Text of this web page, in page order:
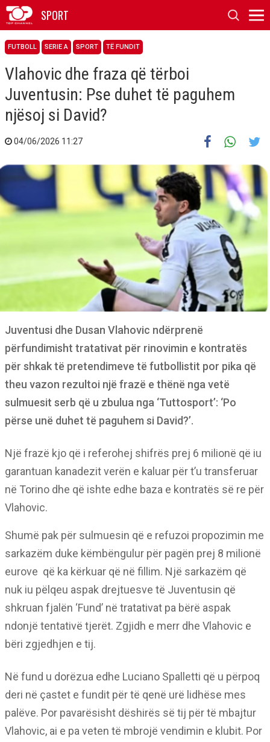
SPORT
FUTBOLL SERIE A SPORT TË FUNDIT
Vlahovic dhe fraza që tërboi
Juventusin: Pse duhet të paguhem
njësoj si David?
04/06/2026 11:27
Juventusi dhe Dusan Vlahovic ndërprenë
përfundimisht tratativat për rinovimin e kontratës
për shkak të pretendimeve të futbollistit por pika që
theu vazon rezultoi një frazë e thënë nga vetë
sulmuesit serb që u zbulua nga ‘Tuttosport’: ‘Po
përse unë duhet të paguhem si David?’.
Një frazë kjo që i referohej shifrës prej 6 milionë që iu
garantuan kanadezit verën e kaluar për t’u transferuar
në Torino dhe që ishte edhe baza e kontratës së re për
Vlahovic.
Shumë pak për sulmuesin që e refuzoi propozimin me
sarkazëm duke këmbëngulur për pagën prej 8 milionë
eurove që ka kërkuar që në fillim. Një sarkazëm që
nuk iu pëlqeu aspak drejtuesve të Juventusin që
shkruan fjalën ‘Fund’ në tratativat pa bërë aspak
ndonjë tentativë tjerët. Zgjidh e merr dhe Vlahovic e
bëri zgjedhjen e tij.
Në fund u dorëzua edhe Luciano Spalletti që u përpoq
deri në çastet e fundit për të qenë urë lidhëse mes
palëve. Por pavarësisht dëshirës së tij për të mbajtur
Vlahovic, ai e pa veten të mbrojë vendimin e klubit. Por